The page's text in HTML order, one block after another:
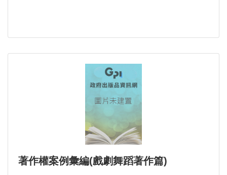
著作權案例彙編(戲劇舞蹈著作篇)